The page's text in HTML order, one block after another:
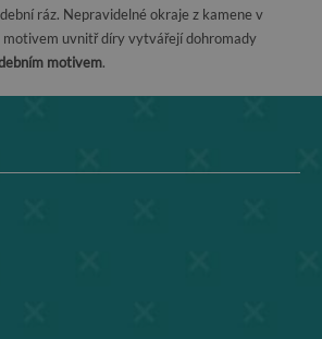
ráz. Nepravidelné okraje z kamene v
motivem uvnitř díry vytvářejí dohromady
motivem.